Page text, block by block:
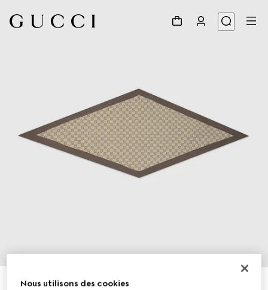
Foulard en forme de losange en twill de soie imprimé
Nous utilisons des cookies